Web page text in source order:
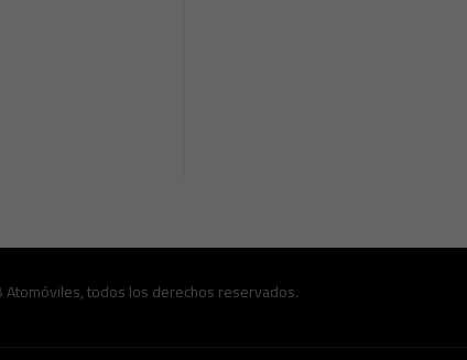
Atomóviles, todos los derechos reservados.